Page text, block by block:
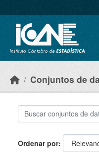
Conjuntos de
Ordenar por